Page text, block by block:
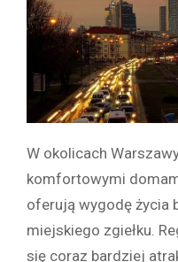
W okolicach
komfortowymi
oferują wygodę życia
miejskiego zgiełku.
się coraz bardziej